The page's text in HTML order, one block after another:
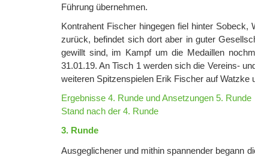
Führung übernehmen.
Kontrahent Fischer hingegen fiel hinter
zurück, befindet sich dort aber in guter
gewillt sind, im Kampf um die Medaillen
31.01.19. An Tisch 1 werden sich die Vereins-
weiteren Spitzenspielen Erik Fischer auf Watzke
Ergebnisse 4. Runde und Ansetzungen 5. Runde
Stand nach der 4. Runde
3. Runde
Ausgeglichener und mithin spannender begann